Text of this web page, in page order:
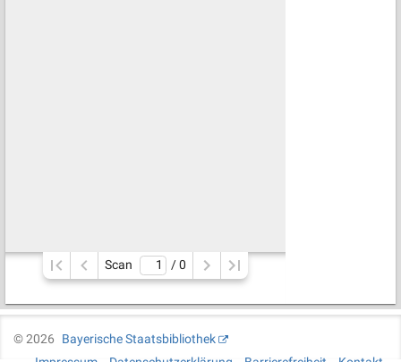
Scan / 0
©2026
Bayerische Staatsbibliothek